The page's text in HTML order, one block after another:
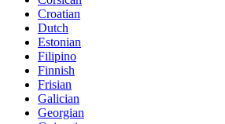
Croatian
Dutch
Estonian
Filipino
Finnish
Frisian
Galician
Georgian